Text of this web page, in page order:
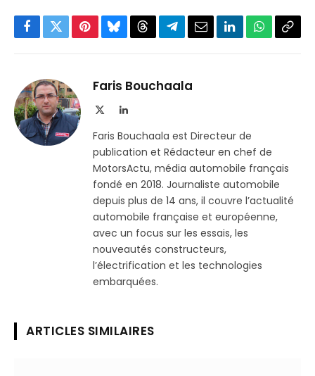
Facebook
TwitterPinterestBlueskyThreadsPartager
Telegram
EmailLinkedInWhatsApp
Faris Bouchaala
LinkedIn
Faris Bouchaala est Directeur de
publication et Rédacteur en chef de
MotorsActu, média automobile français
fondé en 2018. Journaliste automobile
depuis plus de 14 ans, il couvre l’actualité
automobile française et européenne,
avec un focus sur les essais, les
nouveautés constructeurs,
l’électrification et les technologies
embarquées.
ARTICLES SIMILAIRES